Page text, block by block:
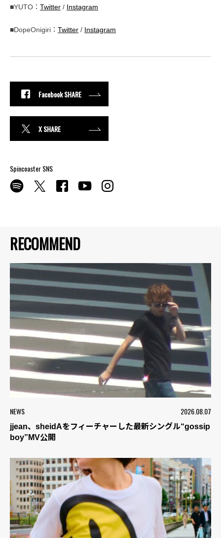
RECOMMEND
NEWS 2026.08.07
jjean、sheidAをフィーチャーした最新シングル“gossip
boy”MV公開
■YUTO： Twitter / Instagram
■DopeOnigiri： Twitter / Instagram
Facebook SHARE
X SHARE
Spincoaster SNS